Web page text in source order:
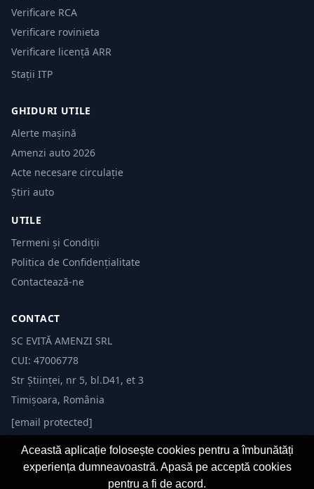
Verificare RCA
Verificare rovinieta
Verificare licență ARR
Stații ITP
GHIDURI UTILE
Alerte mașină
Amenzi auto 2026
Acte necesare circulație
Știri auto
UTILE
Termeni și Condiții
Politica de Confidențialitate
Contactează-ne
CONTACT
SC EVITĂ AMENZI SRL
CUI: 47006778
Str Științei, nr 5, bl.D41, et 3
Timișoara, România
[email protected]
Această aplicație folosește cookies pentru a îmbunătăți
experiența dumneavoastră. Apasă pe acceptă cookies
pentru a fi de acord.